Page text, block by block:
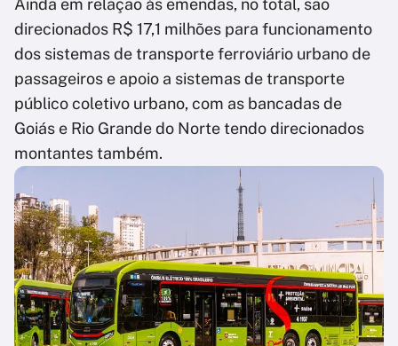
direcionados R$ 17,1 milhões para funcionamento
dos sistemas de transporte ferroviário urbano de
passageiros e apoio a sistemas de transporte
público coletivo urbano, com as bancadas de
Goiás e Rio Grande do Norte tendo direcionados
montantes também.